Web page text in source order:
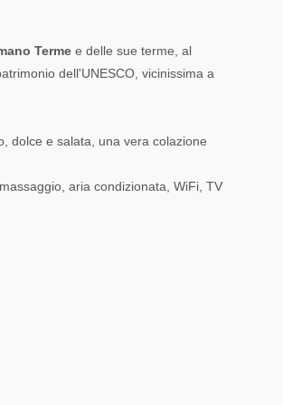
Terme e delle sue terme, al
dell'UNESCO, vicinissima a
dolce e salata, una vera colazione
aria condizionata, WiFi, TV